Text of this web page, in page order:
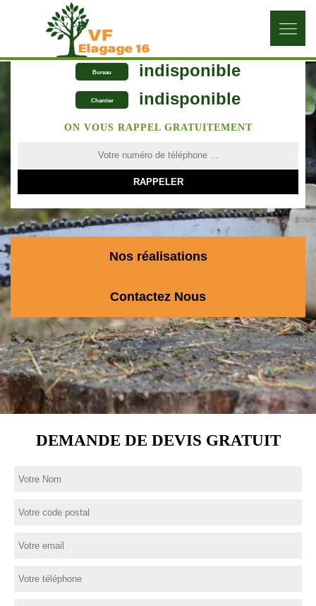
Bureau indisponible
Chantier indisponible
ON VOUS RAPPEL GRATUITEMENT
Nos réalisations
Contactez Nous
DEMANDE DE DEVIS GRATUIT